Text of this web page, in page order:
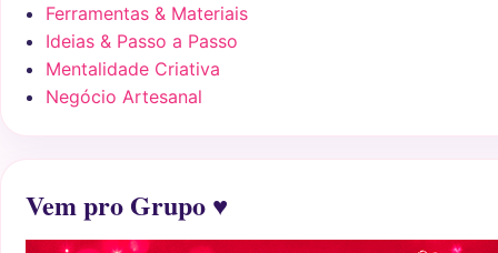
Ferramentas & Materiais
Ideias & Passo a Passo
Mentalidade Criativa
Negócio Artesanal
Vem pro Grupo ♥